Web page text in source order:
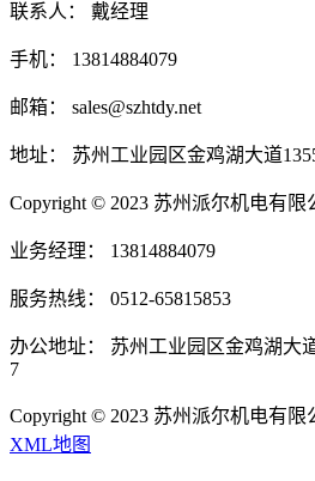
联系人： 戴经理
手机： 13814884079
邮箱： sales@szhtdy.net
地址： 苏州工业园区金鸡湖大道
Copyright © 2023 苏州派尔机电有限
业务经理： 13814884079
服务热线： 0512-65815853
办公地址： 苏州工业园区金鸡湖大
7
Copyright © 2023 苏州派尔机电有限
XML地图